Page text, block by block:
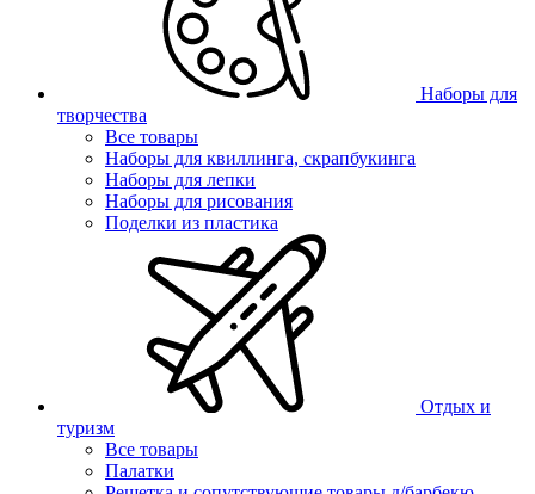
Наборы для
творчества
Все товары
Наборы для квиллинга, скрапбукинга
Наборы для лепки
Наборы для рисования
Поделки из пластика
Отдых и
туризм
Все товары
Палатки